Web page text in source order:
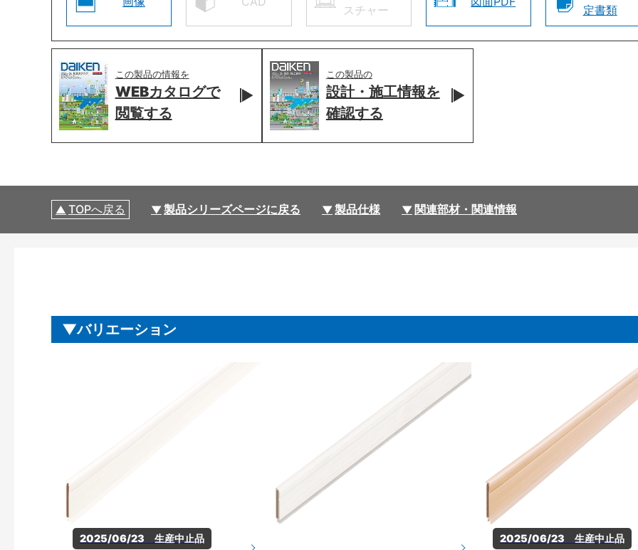
スチャー
定書類
この製品の情報を
WEBカタログで
閲覧する
この製品の
設計・施工情報を
確認する
TOPへ戻る 製品シリーズページに戻る 製品仕様 関連部材・関連情報
バリエーション
2025/06/23　生産中止品
2025/06/23　生産中止品